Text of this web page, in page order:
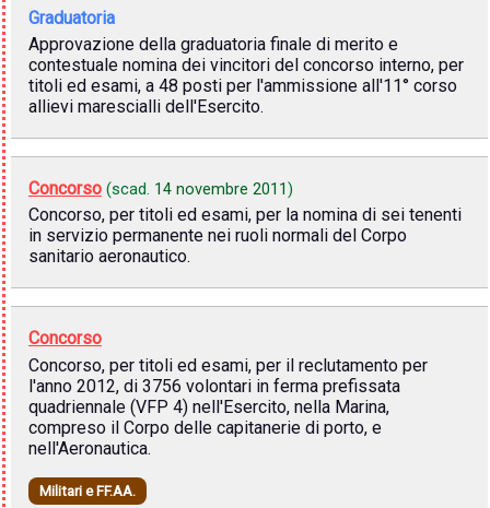
Graduatoria
Approvazione della graduatoria finale di merito e
contestuale nomina dei vincitori del concorso interno, per
titoli ed esami, a 48 posti per l'ammissione all'11° corso
allievi marescialli dell'Esercito.
Concorso (scad. 14 novembre 2011)
Concorso, per titoli ed esami, per la nomina di sei tenenti
in servizio permanente nei ruoli normali del Corpo
sanitario aeronautico.
Concorso
Concorso, per titoli ed esami, per il reclutamento per
l'anno 2012, di 3756 volontari in ferma prefissata
quadriennale (VFP 4) nell'Esercito, nella Marina,
compreso il Corpo delle capitanerie di porto, e
nell'Aeronautica.
Militari e FF.AA.